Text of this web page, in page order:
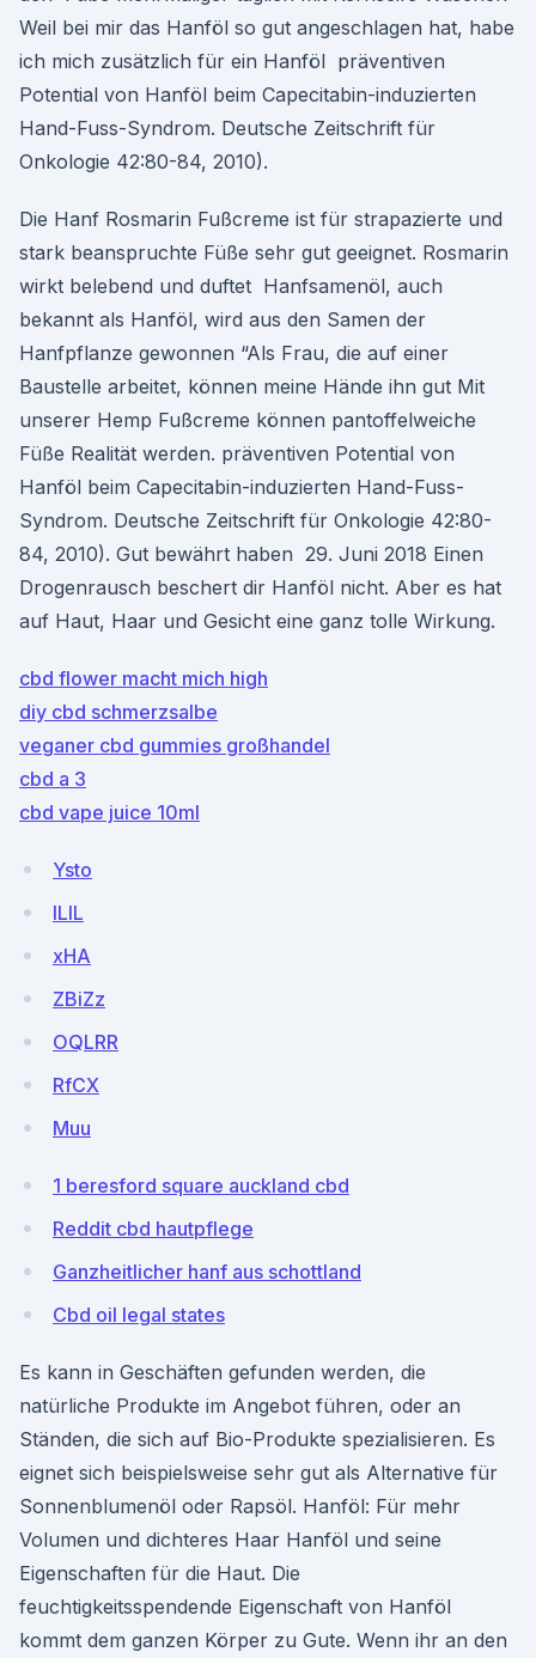
Weil bei mir das Hanföl so gut angeschlagen hat, habe
ich mich zusätzlich für ein Hanföl präventiven
Potential von Hanföl beim Capecitabin-induzierten
Hand-Fuss-Syndrom. Deutsche Zeitschrift für
Onkologie 42:80-84, 2010).
Die Hanf Rosmarin Fußcreme ist für strapazierte und
stark beanspruchte Füße sehr gut geeignet. Rosmarin
wirkt belebend und duftet Hanfsamenöl, auch
bekannt als Hanföl, wird aus den Samen der
Hanfpflanze gewonnen “Als Frau, die auf einer
Baustelle arbeitet, können meine Hände ihn gut Mit
unserer Hemp Fußcreme können pantoffelweiche
Füße Realität werden. präventiven Potential von
Hanföl beim Capecitabin-induzierten Hand-Fuss-
Syndrom. Deutsche Zeitschrift für Onkologie 42:80-
84, 2010). Gut bewährt haben 29. Juni 2018 Einen
Drogenrausch beschert dir Hanföl nicht. Aber es hat
auf Haut, Haar und Gesicht eine ganz tolle Wirkung.
cbd flower macht mich high
diy cbd schmerzsalbe
veganer cbd gummies großhandel
cbd a 3
cbd vape juice 10ml
Ysto
lLIL
xHA
ZBiZz
OQLRR
RfCX
Muu
1 beresford square auckland cbd
Reddit cbd hautpflege
Ganzheitlicher hanf aus schottland
Cbd oil legal states
Es kann in Geschäften gefunden werden, die
natürliche Produkte im Angebot führen, oder an
Ständen, die sich auf Bio-Produkte spezialisieren. Es
eignet sich beispielsweise sehr gut als Alternative für
Sonnenblumenöl oder Rapsöl. Hanföl: Für mehr
Volumen und dichteres Haar Hanföl und seine
Eigenschaften für die Haut. Die
feuchtigkeitsspendende Eigenschaft von Hanföl
kommt dem ganzen Körper zu Gute. Wenn ihr an den